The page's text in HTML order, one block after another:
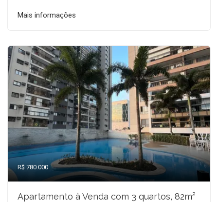
Mais informações
R$ 780.000
Apartamento à Venda com 3 quartos, 82m²